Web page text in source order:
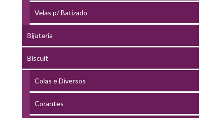
Velas p/ Batizado
Bijuteria
Biscuit
Colas e Diversos
Corantes